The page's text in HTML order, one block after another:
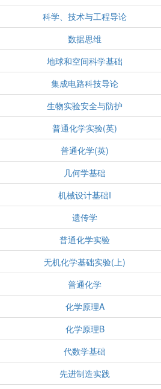
科学、技术与工程导论
数据思维
地球和空间科学基础
集成电路科技导论
生物实验安全与防护
普通化学实验(英)
普通化学(英)
几何学基础
机械设计基础I
遗传学
普通化学实验
无机化学基础实验(上)
普通化学
化学原理A
化学原理B
代数学基础
先进制造实践